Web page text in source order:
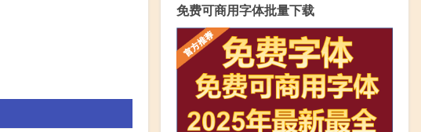
免费可商用字体批量下载